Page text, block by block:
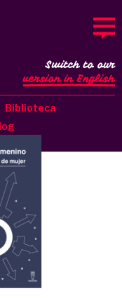
Biblioteca
Switch to our
version in English